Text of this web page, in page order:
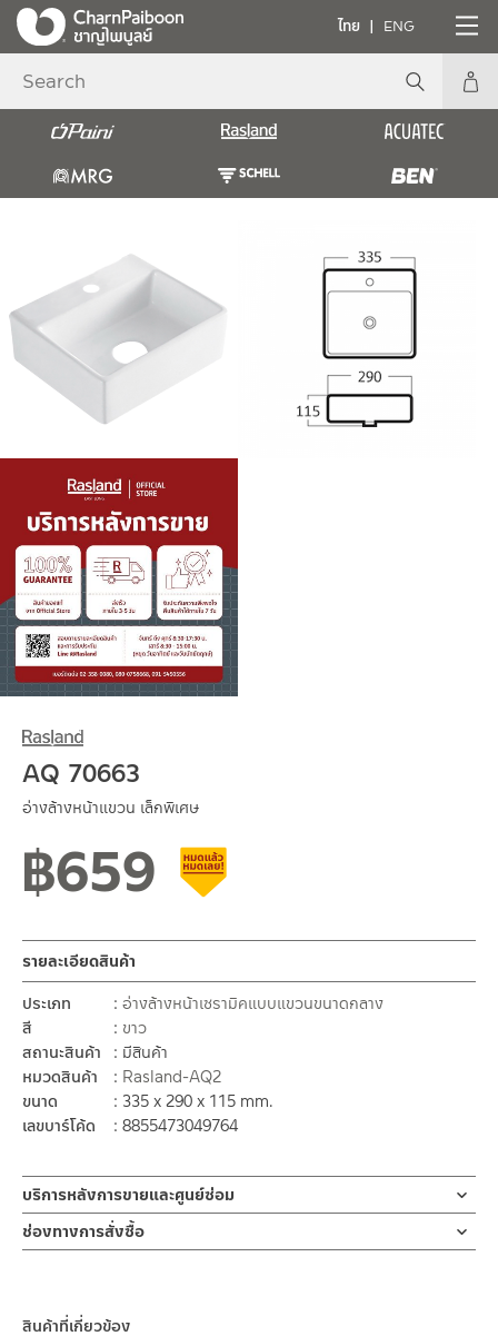
ไทย ENG
AQ 70663
อ่างล้างหน้าแขวน เล็กพิเศษ
฿659
รายละเอียดสินค้า
ประเภท
อ่างล้างหน้าเซรามิคแบบแขวนขนาดกลาง
สี
ขาว
สถานะสินค้า
มีสินค้า
หมวดสินค้า
Rasland-AQ2
ขนาด
335 x 290 x 115 mm.
เลขบาร์โค้ด
8855473049764
บริการหลังการขายและศูนย์ซ่อม
ช่องทางออนไลน์
– Email: contact@charnpaiboon.com
ช่องทางการสั่งซื้อ
– Shopee
สินค้าที่เกี่ยวข้อง